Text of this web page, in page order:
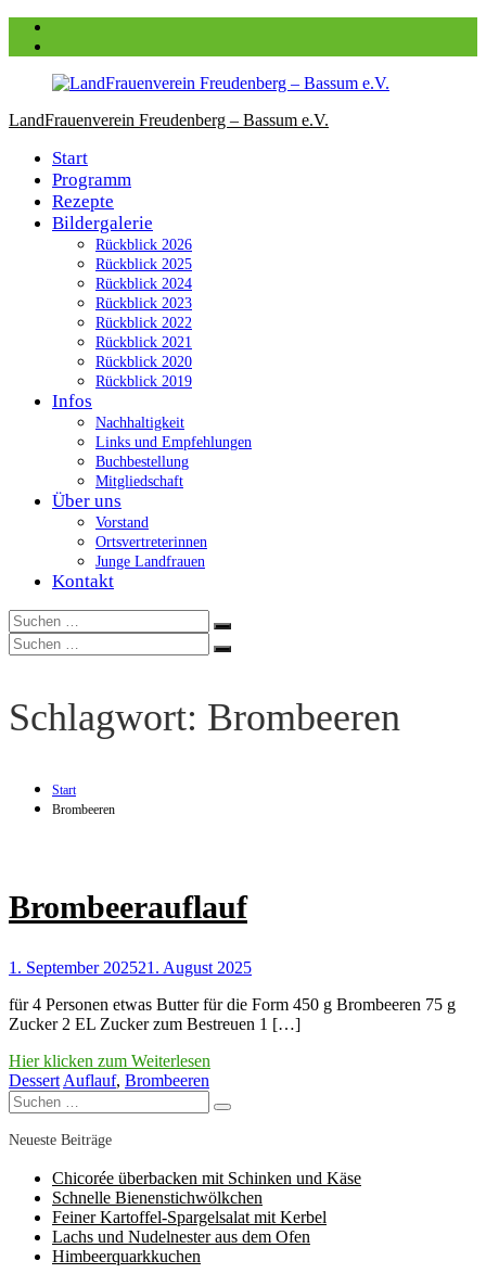
Zum
Inhalt
LandFrauenverein Freudenberg – Bassum e.V.
Start
Programm
Rezepte
Bildergalerie
Rückblick 2026
Rückblick 2025
Rückblick 2024
Rückblick 2023
Rückblick 2022
Rückblick 2021
Rückblick 2020
Rückblick 2019
Infos
Nachhaltigkeit
Links und Empfehlungen
Buchbestellung
Mitgliedschaft
Über uns
Vorstand
Ortsvertreterinnen
Junge Landfrauen
Kontakt
Suchen
nach:
Suchen
Suchen
nach:
Suchen
Schlagwort: Brombeeren
Start
Brombeeren
Brombeerauflauf
1. September 202521. August 2025
für 4 Personen etwas Butter für die Form 450 g Brombeeren 75 g
Zucker 2 EL Zucker zum Bestreuen 1 […]
Hier klicken zum Weiterlesen
Dessert Auflauf, Brombeeren
Suchen
nach:
Suchen
Neueste Beiträge
Chicorée überbacken mit Schinken und Käse
Schnelle Bienenstichwölkchen
Feiner Kartoffel-Spargelsalat mit Kerbel
Lachs und Nudelnester aus dem Ofen
Himbeerquarkkuchen